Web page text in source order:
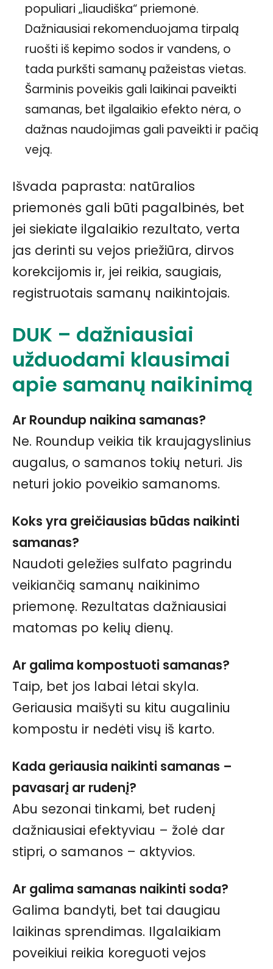
populiari „liaudiška“ priemonė.
Dažniausiai rekomenduojama tirpalą
ruošti iš kepimo sodos ir vandens, o
tada purkšti samanų pažeistas vietas.
Šarminis poveikis gali laikinai paveikti
samanas, bet ilgalaikio efekto nėra, o
dažnas naudojimas gali paveikti ir pačią
veją.
Išvada paprasta: natūralios
priemonės gali būti pagalbinės, bet
jei siekiate ilgalaikio rezultato, verta
jas derinti su vejos priežiūra, dirvos
korekcijomis ir, jei reikia, saugiais,
registruotais samanų naikintojais.
DUK – dažniausiai
užduodami klausimai
apie samanų naikinimą
Ar Roundup naikina samanas?
Ne. Roundup veikia tik kraujagyslinius
augalus, o samanos tokių neturi. Jis
neturi jokio poveikio samanoms.
Koks yra greičiausias būdas naikinti
samanas?
Naudoti geležies sulfato pagrindu
veikiančią samanų naikinimo
priemonę. Rezultatas dažniausiai
matomas po kelių dienų.
Ar galima kompostuoti samanas?
Taip, bet jos labai lėtai skyla.
Geriausia maišyti su kitu augaliniu
kompostu ir nedėti visų iš karto.
Kada geriausia naikinti samanas –
pavasarį ar rudenį?
Abu sezonai tinkami, bet rudenį
dažniausiai efektyviau – žolė dar
stipri, o samanos – aktyvios.
Ar galima samanas naikinti soda?
Galima bandyti, bet tai daugiau
laikinas sprendimas. Ilgalaikiam
poveikiui reikia koreguoti vejos